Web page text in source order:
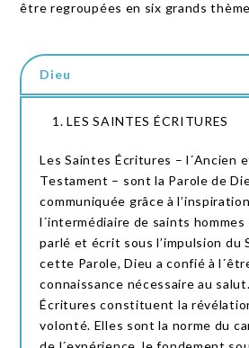
être regroupées en six grands
Dieu
LES SAINTES ÉCRITURES
Les Saintes Écritures – l´Ancien
Testament – sont la Parole de
communiquée grâce à
l´intermédiaire de saints
parlé et écrit sous l’impulsion du
cette Parole, Dieu a confié à
connaissance nécessaire au
Écritures constituent la
volonté. Elles sont la norme du